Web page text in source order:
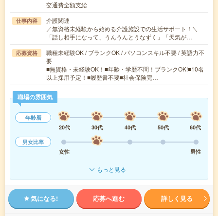
交通費全額支給
仕事内容
介護関連
／無資格未経験から始める介護施設での生活サポート！＼
「話し相手になって、うんうんとうなずく」「天気が…
応募資格
職種未経験OK / ブランクOK / パソコンスキル不要 / 英語力不
要
■無資格・未経験OK！■年齢・学歴不問！ブランクOK!■10名
以上採用予定！■履歴書不要■社会保険完…
職場の雰囲気
年齢層
20代
30代 40代 50代
60代
男女比率
女性
男性
もっと見る
気になる! 応募へ進む 詳しく見る